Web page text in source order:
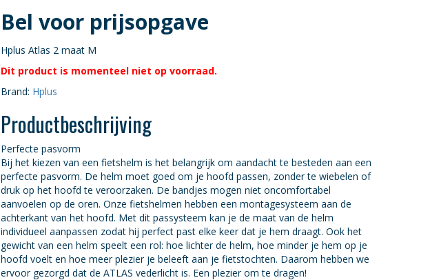
Bel voor prijsopgave
Hplus Atlas 2 maat M
Dit product is momenteel niet op voorraad.
Brand: Hplus
Productbeschrijving
Perfecte pasvorm
Bij het kiezen van een fietshelm is het belangrijk om aandacht te besteden aan een
perfecte pasvorm. De helm moet goed om je hoofd passen, zonder te wiebelen of
druk op het hoofd te veroorzaken. De bandjes mogen niet oncomfortabel
aanvoelen op de oren. Onze fietshelmen hebben een montagesysteem aan de
achterkant van het hoofd. Met dit passysteem kan je de maat van de helm
individueel aanpassen zodat hij perfect past elke keer dat je hem draagt. Ook het
gewicht van een helm speelt een rol: hoe lichter de helm, hoe minder je hem op je
hoofd voelt en hoe meer plezier je beleeft aan je fietstochten. Daarom hebben we
ervoor gezorgd dat de ATLAS vederlicht is. Een plezier om te dragen!